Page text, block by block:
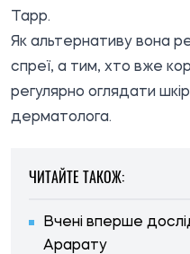
Тарр.
Як альтернативу вона
спреї, а тим, хто вже
регулярно оглядати
дерматолога.
ЧИТАЙТЕ ТАКОЖ:
Вчені вперше
Арарату